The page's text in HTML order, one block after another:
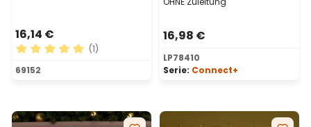
16,14 €
Durchschnittliche Bewertung von 5 von 5 Sternen
(1)
69152
16,98 €
LP78410
Serie: Connect+